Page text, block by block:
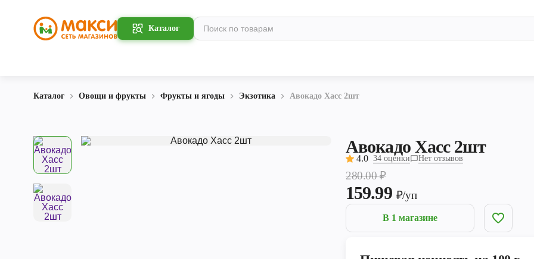
Каталог
Каталог Овощи и фрукты Фрукты и ягоды Экзотика Авокадо Хаcс 2шт
Авокадо Хаcс 2шт
4.0 34 оценки Нет отзывов
280.00₽
159.99 ₽/уп
В 1 магазине